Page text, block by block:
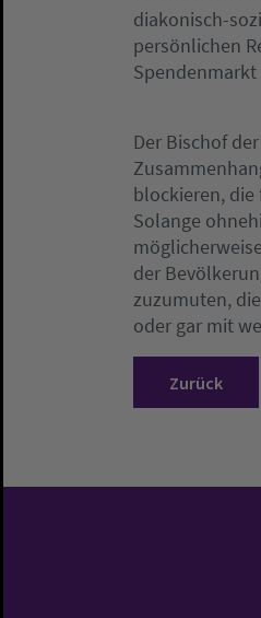
diakonisch-
persönlichen
Der Bischof
blockieren, die
Solange
der
zuzumuten,
oder gar mit
Zurück